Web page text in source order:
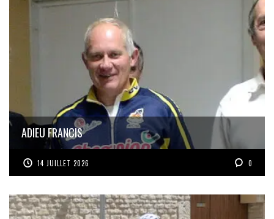
ADIEU FRANCIS
14 JUILLET 2026 0